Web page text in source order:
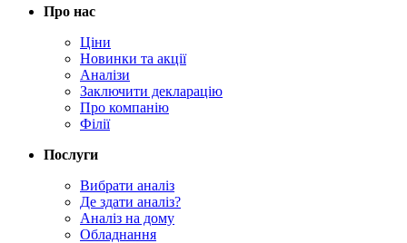
Про нас
Ціни
Новинки та акції
Аналізи
Заключити декларацію
Про компанію
Філії
Послуги
Вибрати аналіз
Де здати аналіз?
Аналіз на дому
Обладнання